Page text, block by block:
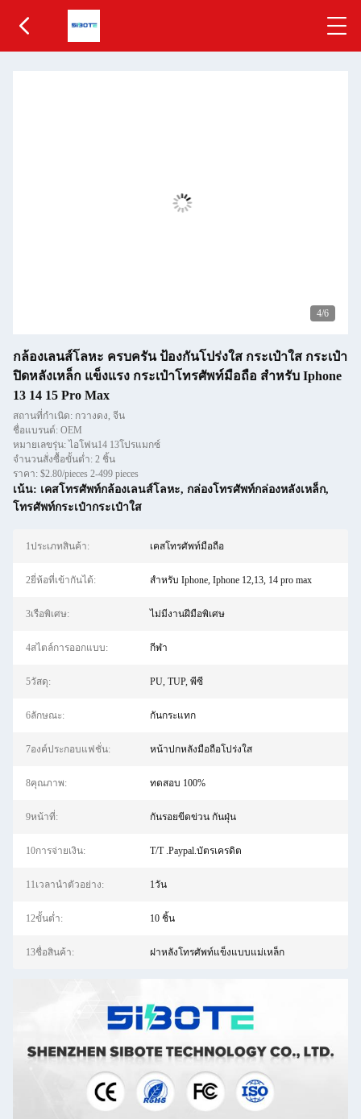
5/6
กล้องเลนส์โลหะ ครบครัน ป้องกันโปร่งใส กระเป๋าใส กระเป๋า
ปิดหลังเหล็ก แข็งแรง กระเป๋าโทรศัพท์มือถือ สําหรับ Iphone
13 14 15 Pro Max
สถานที่กำเนิด: กวางดง, จีน
ชื่อแบรนด์: OEM
หมายเลขรุ่น: ไอโฟน14 13โปรแมกซ์
จำนวนสั่งซื้อขั้นต่ำ: 2 ชิ้น
ราคา: $2.80/pieces 2-499 pieces
เน้น: เคสโทรศัพท์กล้องเลนส์โลหะ, กล่องโทรศัพท์กล่องหลังเหล็ก,
โทรศัพท์กระเป๋ากระเป๋าใส
1ประเภทสินค้า: เคสโทรศัพท์มือถือ
2ยี่ห้อที่เข้ากันได้: สำหรับ Iphone, Iphone 12,13, 14 pro max
3เรือพิเศษ: ไม่มีงานฝีมือพิเศษ
4สไตล์การออกแบบ: กีฬา
5วัสดุ: PU, TUP, พีซี
6ลักษณะ: กันกระแทก
7องค์ประกอบแฟชั่น: หน้าปกหลังมือถือโปร่งใส
8คุณภาพ: ทดสอบ 100%
9หน้าที่: กันรอยขีดข่วน กันฝุ่น
10การจ่ายเงิน: T/T .Paypal.บัตรเครดิต
11เวลานำตัวอย่าง: 1วัน
12ขั้นต่ำ: 10 ชิ้น
13ชื่อสินค้า: ฝาหลังโทรศัพท์แข็งแบบแม่เหล็ก